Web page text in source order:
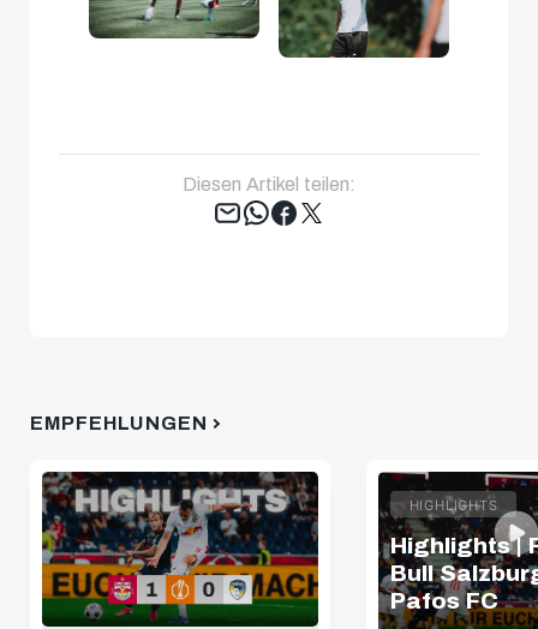
Diesen Artikel teilen:
Tweet
EMPFEHLUNGEN
HIGHLIGHTS
Highlights |
Bull
Pafos FC